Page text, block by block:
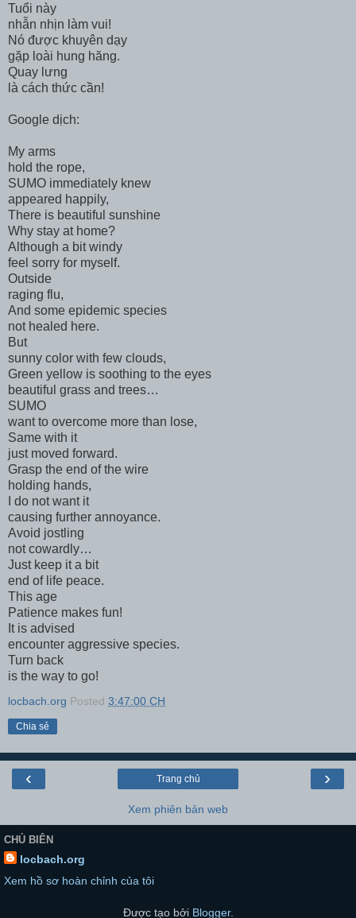
Tuổi này
nhẫn nhịn làm vui!
Nó được khuyên dạy
gặp loài hung hăng.
Quay lưng
là cách thức cần!
Google dịch:
My arms
hold the rope,
SUMO immediately knew
appeared happily,
There is beautiful sunshine
Why stay at home?
Although a bit windy
feel sorry for myself.
Outside
raging flu,
And some epidemic species
not healed here.
But
sunny color with few clouds,
Green yellow is soothing to the eyes
beautiful grass and trees…
SUMO
want to overcome more than lose,
Same with it
just moved forward.
Grasp the end of the wire
holding hands,
I do not want it
causing further annoyance.
Avoid jostling
not cowardly…
Just keep it a bit
end of life peace.
This age
Patience makes fun!
It is advised
encounter aggressive species.
Turn back
is the way to go!
locbach.org Posted 3:47:00 CH
Chia sẻ
‹ ›
Trang chủ
Xem phiên bản web
CHỦ BIÊN
locbach.org
Xem hồ sơ hoàn chỉnh của tôi
Được tạo bởi Blogger.